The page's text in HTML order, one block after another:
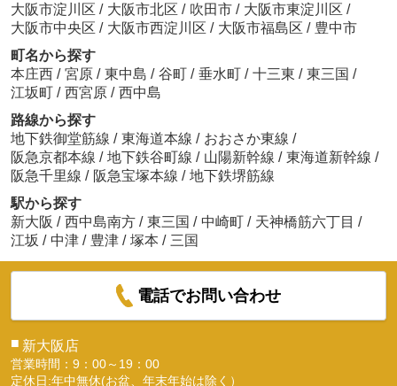
ヤマダ電機 テックランド大阪野田店
約1195m／15分
片岡歯科医院
約1098m／14分
大阪市淀川区 / 大阪市北区 / 吹田市 / 大阪市東淀川区 /
大阪市中央区 / 大阪市西淀川区 / 大阪市福島区 / 豊中市
町名から探す
本庄西 / 宮原 / 東中島 / 谷町 / 垂水町 / 十三東 / 東三国 /
江坂町 / 西宮原 / 西中島
路線から探す
地下鉄御堂筋線 / 東海道本線 / おおさか東線 /
阪急京都本線 / 地下鉄谷町線 / 山陽新幹線 / 東海道新幹線 /
阪急千里線 / 阪急宝塚本線 / 地下鉄堺筋線
駅から探す
新大阪 / 西中島南方 / 東三国 / 中崎町 / 天神橋筋六丁目 /
江坂 / 中津 / 豊津 / 塚本 / 三国
電話でお問い合わせ
■ 新大阪店
営業時間：9：00～19：00
定休日:年中無休(お盆、年末年始は除く）